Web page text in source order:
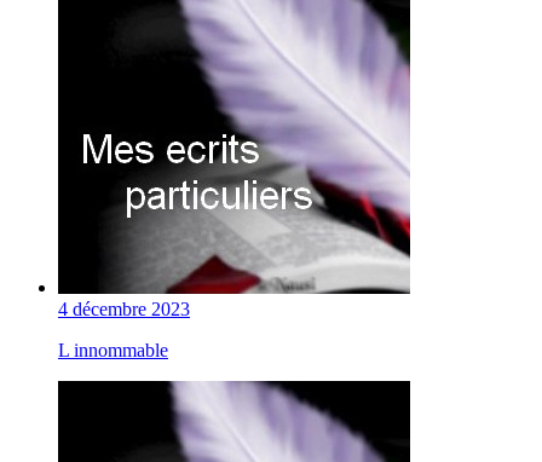
4 décembre 2023
L innommable